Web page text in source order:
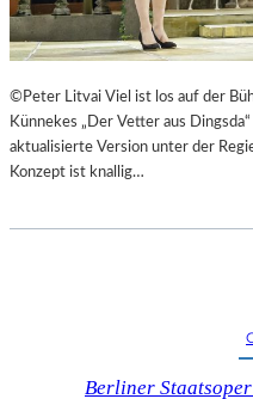
©Peter Litvai Viel ist los auf der
Künnekes „Der Vetter aus
aktualisierte Version unter der
Konzept ist knallig…
Berliner